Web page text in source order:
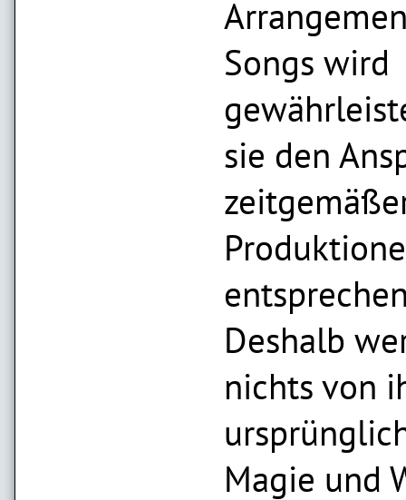
Songs wird
sie den
Deshalb
nichts von
Magie und